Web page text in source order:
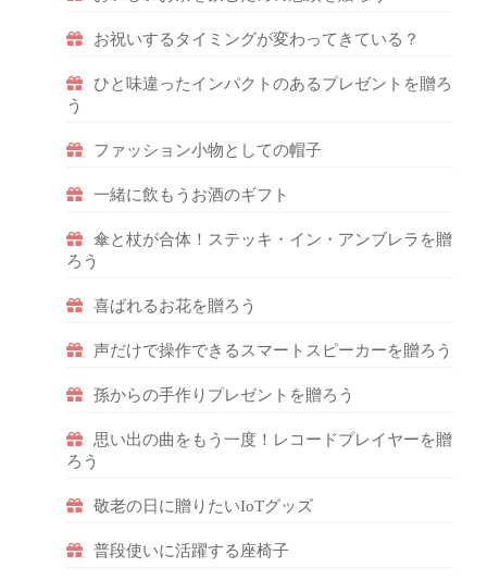
お祝いするタイミングが変わってきている？
ひと味違ったインパクトのあるプレゼントを贈ろ
う
ファッション小物としての帽子
一緒に飲もうお酒のギフト
傘と杖が合体！ステッキ・イン・アンブレラを贈
ろう
喜ばれるお花を贈ろう
声だけで操作できるスマートスピーカーを贈ろう
孫からの手作りプレゼントを贈ろう
思い出の曲をもう一度！レコードプレイヤーを贈
ろう
敬老の日に贈りたいIoTグッズ
普段使いに活躍する座椅子